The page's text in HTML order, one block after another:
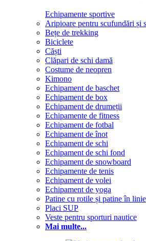
Echipamente sportive
Aripioare pentru scufundări și
Bețe de trekking
Biciclete
Căști
Clăpari de schi damă
Costume de neopren
Kimono
Echipament de baschet
Echipament de box
Echipament de drumeții
Echipamente de fitness
Echipament de fotbal
Echipament de înot
Echipament de schi
Echipament de schi fond
Echipament de snowboard
Echipamente de tenis
Echipament de volei
Echipament de yoga
Patine cu rotile și patine în linie
Placi SUP
Veste pentru sporturi nautice
Mai multe...